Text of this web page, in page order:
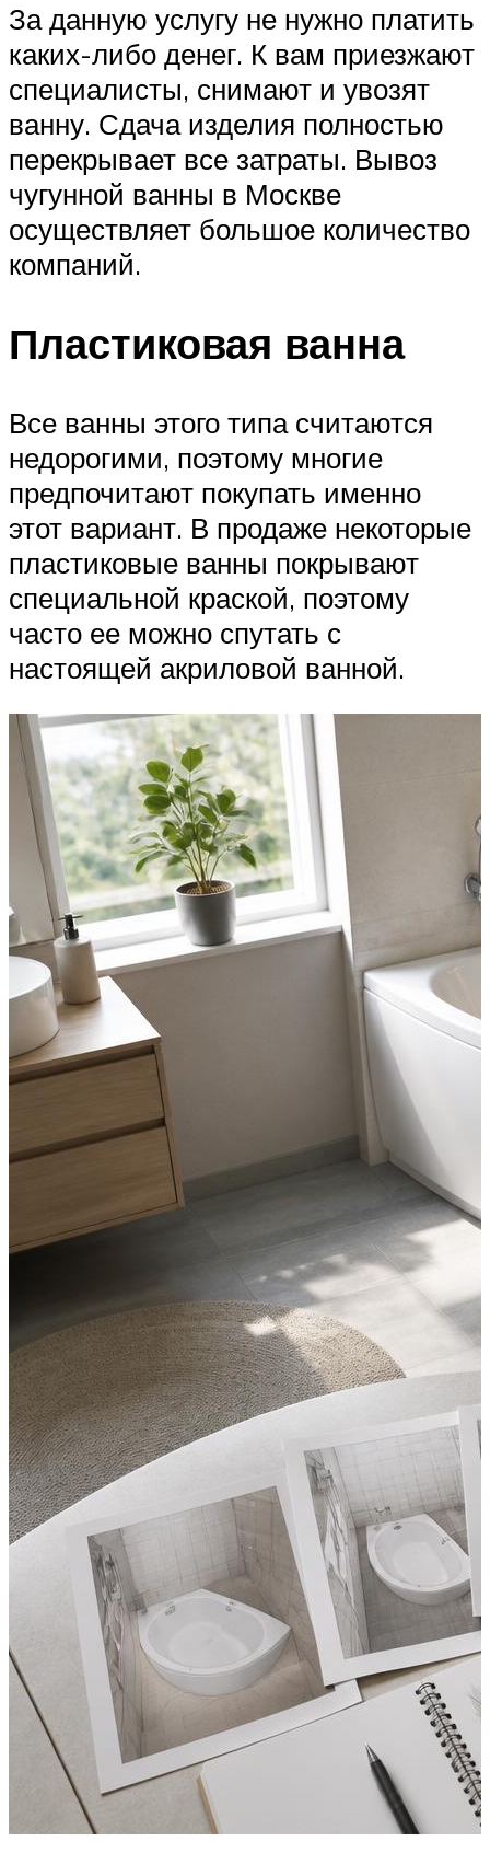
За данную услугу не нужно платить
каких-либо денег. К вам приезжают
специалисты, снимают и увозят
ванну. Сдача изделия полностью
перекрывает все затраты. Вывоз
чугунной ванны в Москве
осуществляет большое количество
компаний.
Пластиковая ванна
Все ванны этого типа считаются
недорогими, поэтому многие
предпочитают покупать именно
этот вариант. В продаже некоторые
пластиковые ванны покрывают
специальной краской, поэтому
часто ее можно спутать с
настоящей акриловой ванной.